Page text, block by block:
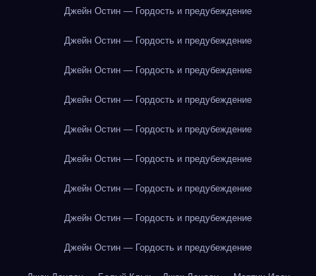
Джейн Остин — Гордость и предубеждение
Джейн Остин — Гордость и предубеждение
Джейн Остин — Гордость и предубеждение
Джейн Остин — Гордость и предубеждение
Джейн Остин — Гордость и предубеждение
Джейн Остин — Гордость и предубеждение
Джейн Остин — Гордость и предубеждение
Джейн Остин — Гордость и предубеждение
Джейн Остин — Гордость и предубеждение